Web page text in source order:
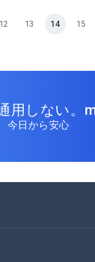
12 13 14 15
用しない。
今日から安心